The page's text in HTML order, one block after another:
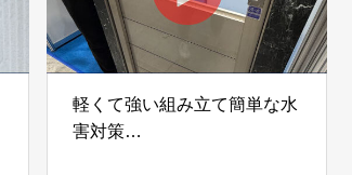
軽くて強い組み立て簡単な水
害対策